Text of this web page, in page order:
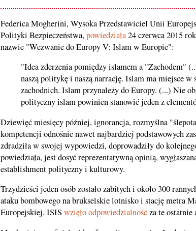
Federica Mogherini, Wysoka Przedstawiciel Unii
Polityki Bezpieczeństwa,powiedziała24 czerwca 2015
nazwie "Wezwanie do Europy V: Islam w Europie":
"Idea zderzenia pomiędzy islamem a "Zachodem"
naszą politykę i naszą narrację. Islam ma miejsce w
zachodnich. Islam przynależy do Europy. (...) Nie
polityczny islam powinien stanowić jeden z
Dziewięć miesięcy później, ignorancja, rozmyślna
kompetencji odnośnie nawet najbardziej podstawowych
zdradziła w swojej wypowiedzi, doprowadziły do
powiedziała, jest dosyć reprezentatywną opinią,
establishment polityczny i kulturowy.
Trzydzieści jeden osób zostało zabitych i około 300
ataku bombowego na brukselskie lotnisko i stację metra
Europejskiej. ISIS wzięło odpowiedzialnośćza te